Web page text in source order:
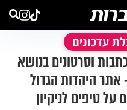
עדכונים
וסרטונים בנושא
אתר היהדות הגדול
טיפים לניקיון